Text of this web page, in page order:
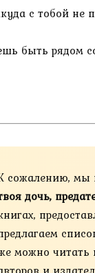
с тобой не
быть рядом
сожалению, мы
дочь,
можно читать